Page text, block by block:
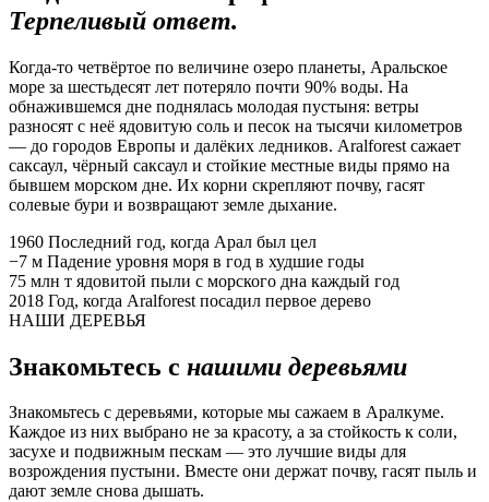
Терпеливый ответ.
Когда-то четвёртое по величине озеро планеты, Аральское
море за шестьдесят лет потеряло почти 90% воды. На
обнажившемся дне поднялась молодая пустыня: ветры
разносят с неё ядовитую соль и песок на тысячи километров
— до городов Европы и далёких ледников. Aralforest сажает
саксаул, чёрный саксаул и стойкие местные виды прямо на
бывшем морском дне. Их корни скрепляют почву, гасят
солевые бури и возвращают земле дыхание.
1960 Последний год, когда Арал был цел
−7 м Падение уровня моря в год в худшие годы
75 млн т ядовитой пыли с морского дна каждый год
2018 Год, когда Aralforest посадил первое дерево
НАШИ ДЕРЕВЬЯ
Знакомьтесь с нашими деревьями
Знакомьтесь с деревьями, которые мы сажаем в Аралкуме.
Каждое из них выбрано не за красоту, а за стойкость к соли,
засухе и подвижным пескам — это лучшие виды для
возрождения пустыни. Вместе они держат почву, гасят пыль и
дают земле снова дышать.